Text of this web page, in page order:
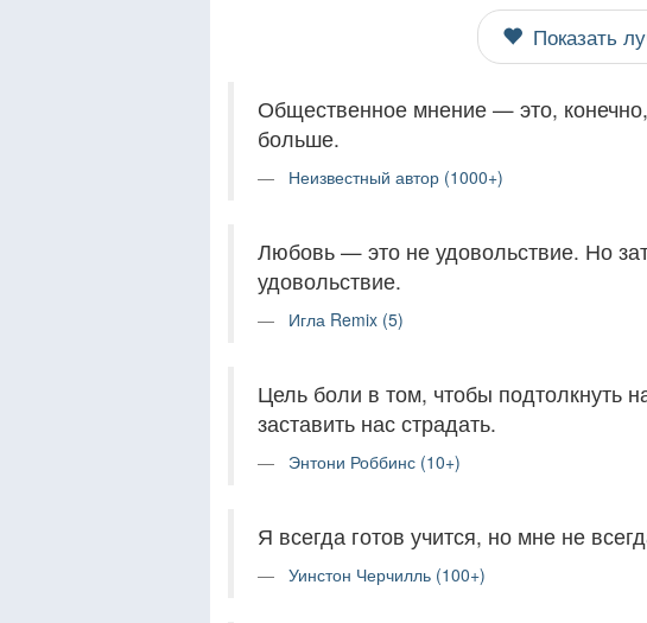
Показать
Общественное мнение — это,
больше.
Неизвестный автор (1000+)
Любовь — это не удовольствие. Но
удовольствие.
Игла Remix (5)
Цель боли в том, чтобы подтолкнуть
заставить нас страдать.
Энтони Роббинс (10+)
Я всегда готов учится, но мне не
Уинстон Черчилль (100+)